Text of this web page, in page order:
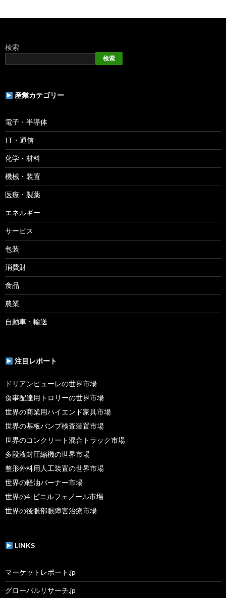
検索
検索
産業カテゴリー
電子・半導体
IT・通信
化学・材料
機械・装置
医療・製薬
エネルギー
サービス
包装
消費財
食品
農業
自動車・輸送
注目レポート
ドリアンピューレの世界市場
食事配達用トロリーの世界市場
世界の商業用ハイエンド家具市場
世界の基板バンプ検査装置市場
世界のコンクリート混合トラック市場
多段液封圧縮機の世界市場
整形外科用人工装置の世界市場
世界の軽油バーナー市場
世界の4-ビニルフェノール市場
世界の後眼部眼障害治療市場
LINKS
マーケットレポート.jp
グローバルリサーチ.jp